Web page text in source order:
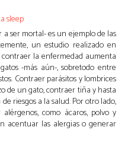
ser mortal- es un ejemplo de las
un estudio realizado en
la enfermedad aumenta
-más aún-, sobretodo entre
Contraer parásitos y lombrices
de un gato, contraer tiña y hasta
riesgos a la salud. Por otro lado,
como ácaros, polvo y
acentuar las alergias o generar